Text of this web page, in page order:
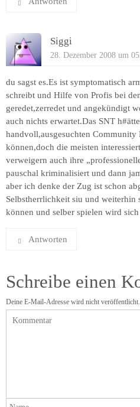
Siggi
28. Dezember 2008 um
du sagst es.Es ist symptomatisch
schreibt und Hilfe von Profis bei
geredet,zerredet und angekündigt
auch nichts erwartet.Das SNT
handvoll,ausgesuchten Community
können,doch die meisten
verweigern auch ihre
pauschal kriminalisiert und dann
aber ich denke der Zug ist schon
Selbstherrlichkeit siu und weiterhin
können und selber spielen wird
Antworten
Schreibe einen
Deine E-Mail-Adresse wird nicht veröffentlicht.